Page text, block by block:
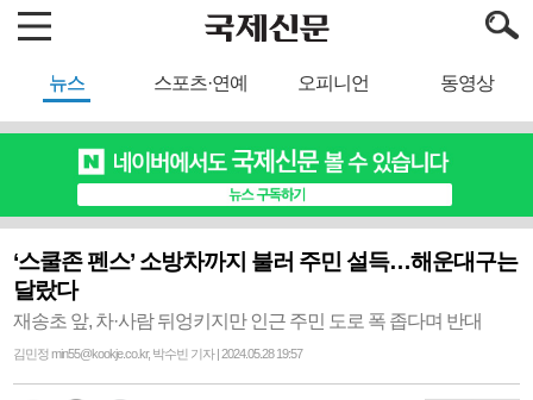
뉴스 스포츠·연예 오피니언 동영상
‘스쿨존 펜스’ 소방차까지 불러 주민 설득…해운대구는
달랐다
재송초 앞, 차·사람 뒤엉키지만 인근 주민 도로 폭 좁다며 반대
김민정 min55@kookje.co.kr, 박수빈 기자 | 2024.05.28 19:57